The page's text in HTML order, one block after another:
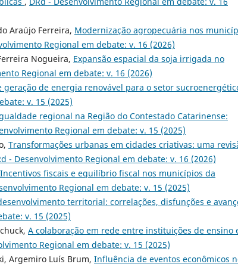
Araújo Ferreira, Modernização agropecuária nos
Regional em debate: v. 16 (2026)
Nogueira, Expansão espacial da soja irrigada no
Regional em debate: v. 16 (2026)
geração de energia renovável para o setor
v. 15 (2025)
regional na Região do Contestado Catarinense:
Regional em debate: v. 15 (2025)
Transformações urbanas em cidades criativas: uma
- Desenvolvimento Regional em debate: v. 16 (2026)
Incentivos fiscais e equilíbrio fiscal nos municípios da
Regional em debate: v. 15 (2025)
territorial: correlações, disfunções e
v. 15 (2025)
A colaboração em rede entre instituições de ensino
Regional em debate: v. 15 (2025)
Argemiro Luís Brum, Influência de eventos econômicos